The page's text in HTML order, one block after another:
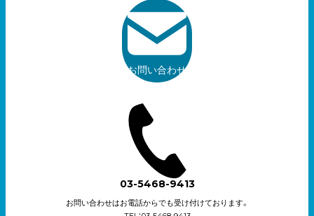
お問い合わせ
03-5468-9413
お問い合わせはお電話からでも受け付けております。